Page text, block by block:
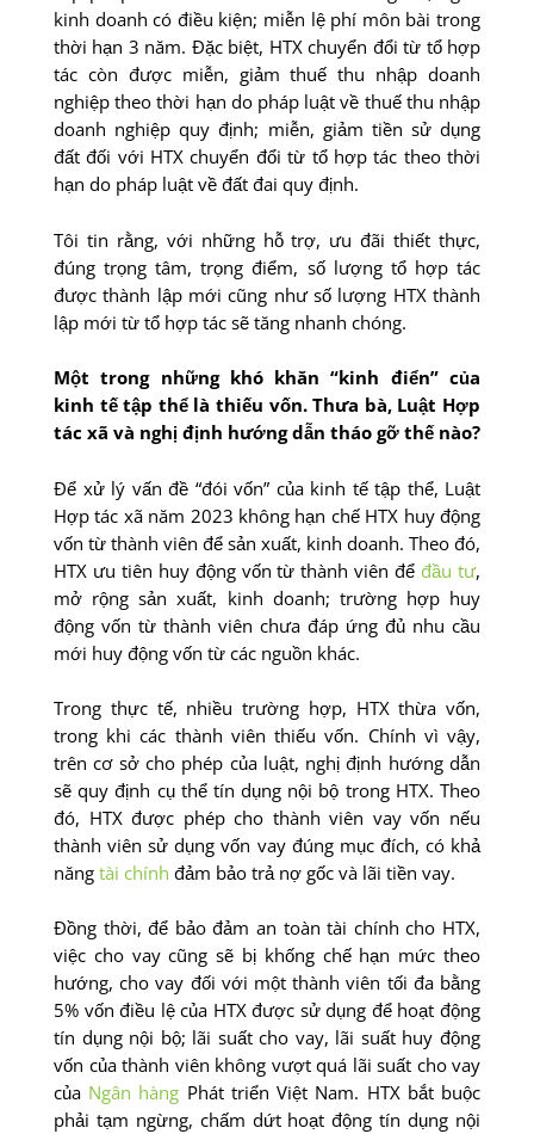
kinh doanh có điều kiện; miễn lệ phí môn bài trong
thời hạn 3 năm. Đặc biệt, HTX chuyển đổi từ tổ hợp
tác còn được miễn, giảm thuế thu nhập doanh
nghiệp theo thời hạn do pháp luật về thuế thu nhập
doanh nghiệp quy định; miễn, giảm tiền sử dụng
đất đối với HTX chuyển đổi từ tổ hợp tác theo thời
hạn do pháp luật về đất đai quy định.
Tôi tin rằng, với những hỗ trợ, ưu đãi thiết thực,
đúng trọng tâm, trọng điểm, số lượng tổ hợp tác
được thành lập mới cũng như số lượng HTX thành
lập mới từ tổ hợp tác sẽ tăng nhanh chóng.
Một trong những khó khăn “kinh điển” của
kinh tế tập thể là thiếu vốn. Thưa bà, Luật Hợp
tác xã và nghị định hướng dẫn tháo gỡ thế nào?
Để xử lý vấn đề “đói vốn” của kinh tế tập thể, Luật
Hợp tác xã năm 2023 không hạn chế HTX huy động
vốn từ thành viên để sản xuất, kinh doanh. Theo đó,
HTX ưu tiên huy động vốn từ thành viên đểđầu tư,
mở rộng sản xuất, kinh doanh; trường hợp huy
động vốn từ thành viên chưa đáp ứng đủ nhu cầu
mới huy động vốn từ các nguồn khác.
Trong thực tế, nhiều trường hợp, HTX thừa vốn,
trong khi các thành viên thiếu vốn. Chính vì vậy,
trên cơ sở cho phép của luật, nghị định hướng dẫn
sẽ quy định cụ thể tín dụng nội bộ trong HTX. Theo
đó, HTX được phép cho thành viên vay vốn nếu
thành viên sử dụng vốn vay đúng mục đích, có khả
năng tài chính đảm bảo trả nợ gốc và lãi tiền vay.
Đồng thời, để bảo đảm an toàn tài chính cho HTX,
việc cho vay cũng sẽ bị khống chế hạn mức theo
hướng, cho vay đối với một thành viên tối đa bằng
5% vốn điều lệ của HTX được sử dụng để hoạt động
tín dụng nội bộ; lãi suất cho vay, lãi suất huy động
vốn của thành viên không vượt quá lãi suất cho vay
của Ngân hàng Phát triển Việt Nam. HTX bắt buộc
phải tạm ngừng, chấm dứt hoạt động tín dụng nội